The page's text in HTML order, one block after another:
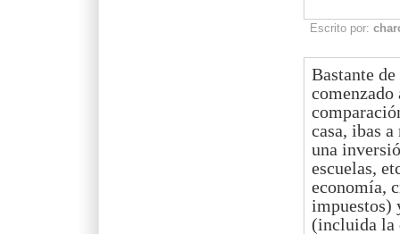
Escrito por:
Bastante
comenzado
casa, ibas
una
escuelas,
economía,
impuestos)
(incluida la